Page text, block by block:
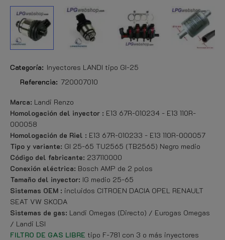
Categoría: Inyectores LANDI tipo GI-25
Referencia: 720007010
Marca: Landi Renzo
Homologación del inyector : E13 67R-010234 - E13 110R-
000058
Homologación de Riel : E13 67R-010233 - E13 110R-000057
Tipo y variante: GI 25-65 TU2565 (TB2565) Negro medio
Código del fabricante: 237110000
Conexión eléctrica: Bosch AMP de 2 polos
Tamaño del inyector: IG medio 25-65
Sistemas OEM : incluidos CITROEN DACIA OPEL RENAULT
SEAT VW SKODA
Sistemas de gas: Landi Omegas (Directo) / Eurogas Omegas
/ Landi LSI
FILTRO DE GAS LIBRE tipo F-781 con 3 o más inyectores